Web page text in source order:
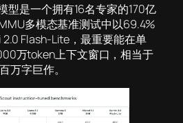
型是一个拥有16名专家的170亿
多模态基准测试中以69.4%
Flash-Lite，最重要能在单
万token上下文窗口，相当于
万字巨作。